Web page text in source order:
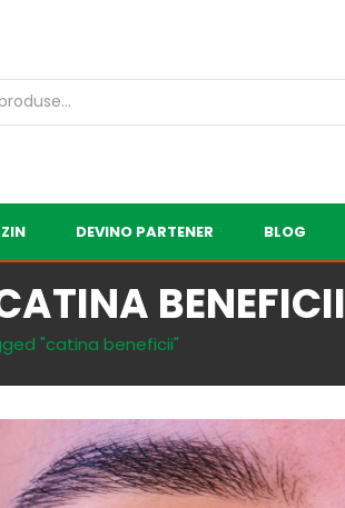
DEVINO PARTENER BLOG
BENEFICII
"catina beneficii"